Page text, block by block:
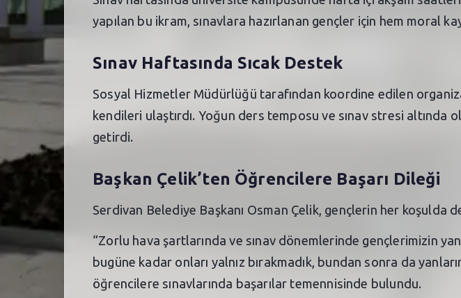
yapılan bu ikram, sınavlara hazırlanan gençler için hem moral
Sınav Haftasında Sıcak Destek
Sosyal Hizmetler Müdürlüğü tarafından koordine edilen
kendileri ulaştırdı. Yoğun ders temposu ve sınav stresi altında
getirdi.
Başkan Çelik’ten Öğrencilere Başarı Dileği
Serdivan Belediye Başkanı Osman Çelik, gençlerin her
“Zorlu hava şartlarında ve sınav dönemlerinde gençlerimizin
bugüne kadar onları yalnız bırakmadık, bundan sonra da
öğrencilere sınavlarında başarılar temennisinde bulundu.